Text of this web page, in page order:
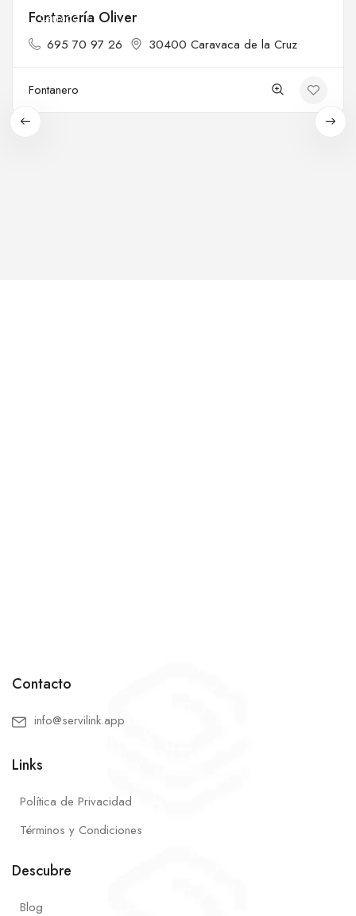
Cerrado
Fontanería Oliver
695 70 97 26 30400 Caravaca de la Cruz
Fontanero
Contacto
info@servilink.app
Links
Política de Privacidad
Términos y Condiciones
Descubre
Blog